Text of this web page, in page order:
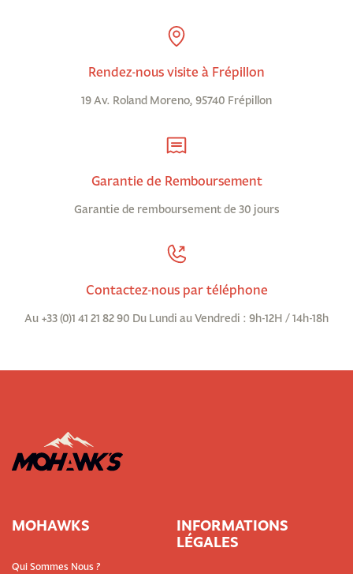
Rendez-nous visite à Frépillon
19 Av. Roland Moreno, 95740 Frépillon
Garantie de Remboursement
Garantie de remboursement de 30 jours
Contactez-nous par téléphone
Au +33 (0)1 41 21 82 90 Du Lundi au Vendredi : 9h-12H / 14h-18h
MOHAWKS
Qui Sommes Nous ?
INFORMATIONS
LÉGALES